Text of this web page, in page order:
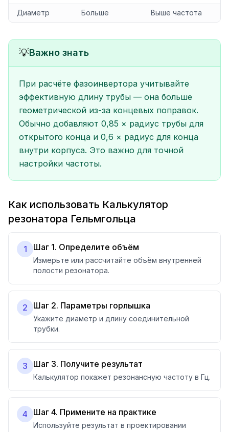
Диаметр Больше Выше частота
💡Важно знать
При расчёте фазоинвертора учитывайте
эффективную длину трубы — она больше
геометрической из-за концевых поправок.
Обычно добавляют 0,85 × радиус трубы для
открытого конца и 0,6 × радиус для конца
внутри корпуса. Это важно для точной
настройки частоты.
Как использовать Калькулятор
резонатора Гельмгольца
1 Шаг 1. Определите объём
Измерьте или рассчитайте объём внутренней
полости резонатора.
2 Шаг 2. Параметры горлышка
Укажите диаметр и длину соединительной
трубки.
3 Шаг 3. Получите результат
Калькулятор покажет резонансную частоту в Гц.
4 Шаг 4. Примените на практике
Используйте результат в проектировании